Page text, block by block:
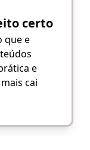
certo
que e
e
cai